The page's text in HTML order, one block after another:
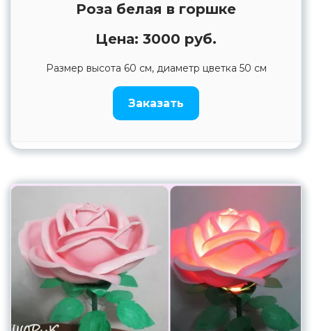
Роза белая в горшке
Цена: 3000 руб.
Размер высота 60 см, диаметр цветка 50 см
Заказать